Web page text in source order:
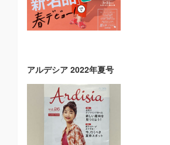
アルデシア 2022年夏号